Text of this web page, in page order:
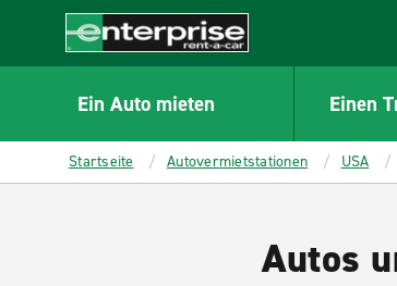
CONTENT
Enterprise
Ein Auto mieten Einen
Startseite Autovermietstationen USA
Autos